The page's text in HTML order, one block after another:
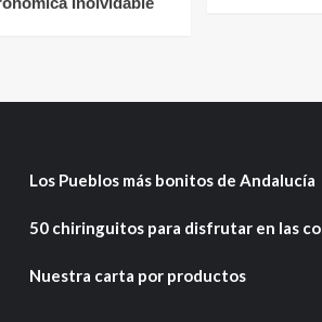
Los Pueblos más bonitos de Andalucía
50 chiringuitos para disfrutar en las
Nuestra carta por productos